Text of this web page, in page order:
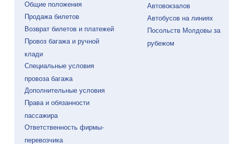
Общие положения
Продажа билетов
Возврат билетов и платежей
Провоз багажа и ручной
клади
Специальные условия
провоза багажа
Дополнительные условия
Права и обязанности
пассажира
Ответственность фирмы-
перевозчика
Автовокзалов
Автобусов на линиях
Посольств Молдовы за
рубежом